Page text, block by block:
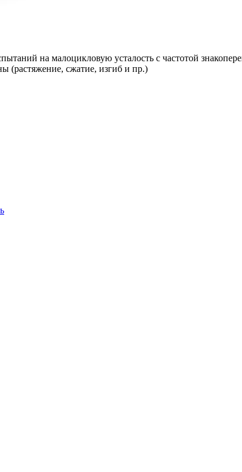
на малоцикловую усталость с частотой
(растяжение, сжатие, изгиб и пр.)